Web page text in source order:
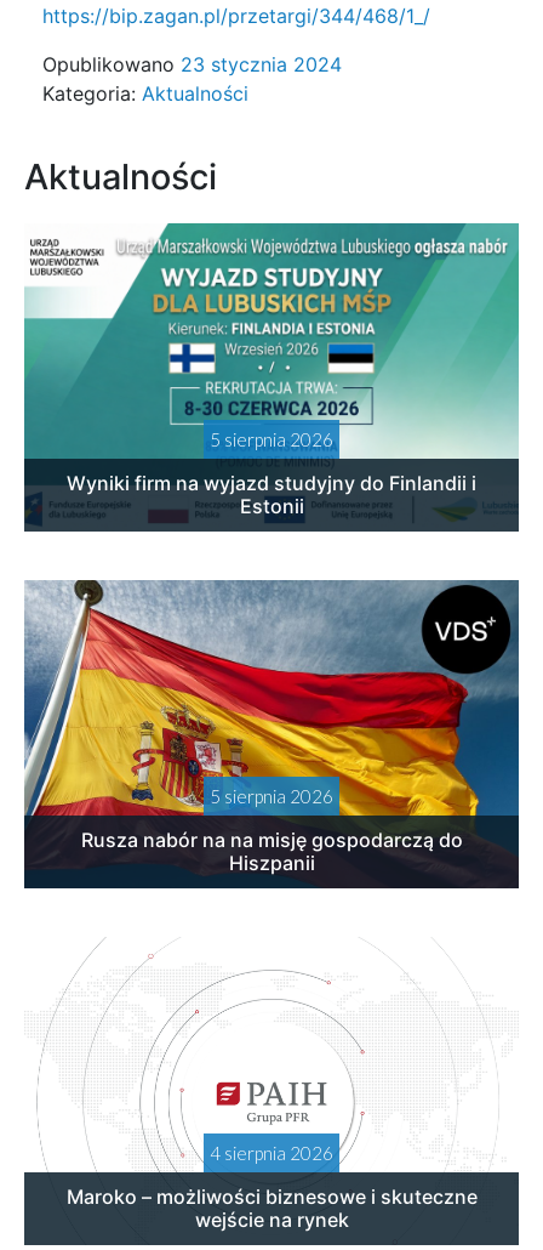
https://bip.zagan.pl/przetargi/344/468/1_/
Opublikowano 23 stycznia 2024
Kategoria: Aktualności
Aktualności
5 sierpnia 2026
Wyniki firm na wyjazd studyjny do Finlandii i
Estonii
5 sierpnia 2026
Rusza nabór na na misję gospodarczą do
Hiszpanii
4 sierpnia 2026
Maroko – możliwości biznesowe i skuteczne
wejście na rynek